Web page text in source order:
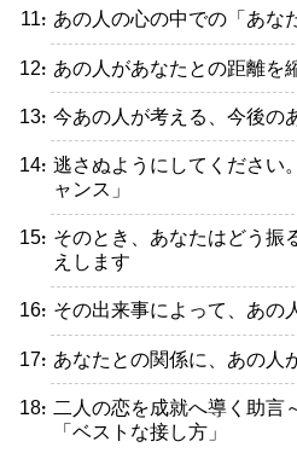
・あの人の心の中での「あな
・あの人があなたとの距離を
・今あの人が考える、今後の
・逃さぬようにしてください
ャンス」
・そのとき、あなたはどう
えします
・その出来事によって、あの
・あなたとの関係に、あの人
・二人の恋を成就へ導く助言
「ベストな接し方」